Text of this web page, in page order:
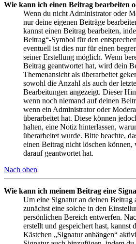
Wie kann ich einen Beitrag bearbeiten
Wenn du nicht Administrator oder
nur deine eigenen Beiträge
kannst einen Beitrag bearbeiten,
Beitrag“-Symbol für den
eventuell ist dies nur für einen
seiner Erstellung möglich. Wenn
Beitrag geantwortet hat, wird dein
Themenansicht als überarbeitet
sowohl die Anzahl als auch der
Bearbeitungen angezeigt. Dieser
wenn noch niemand auf deinen
wenn ein Administrator oder
überarbeitet hat. Diese können
halten, eine Notiz hinterlassen,
überarbeitet wurde. Bitte beachte,
einen Beitrag nicht löschen können,
darauf geantwortet hat.
Nach oben
Wie kann ich meinem Beitrag eine
Um eine Signatur an deinen Beitrag
zunächst eine solche in den
persönlichen Bereich entwerfen.
erstellt und gespeichert hast, kannst
Kästchen „Signatur anhängen“